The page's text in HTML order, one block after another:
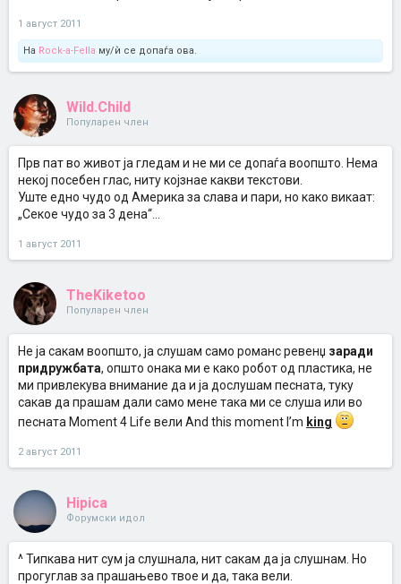
1 август 2011
На Rock-a-Fella му/ѝ се допаѓа ова.
Wild.Child
Популарен член
Прв пат во живот ја гледам и не ми се допаѓа воопшто. Нема
некој посебен глас, ниту којзнае какви текстови.
Уште едно чудо од Америка за слава и пари, но како викаат:
„Секое чудо за 3 дена“...
1 август 2011
TheKiketoo
Популарен член
Не ја сакам воопшто, ја слушам само романс ревенџ заради
придружбата, општо онака ми е како робот од пластика, не
ми привлекува внимание да и ја дослушам песната, туку
сакав да прашам дали само мене така ми се слуша или во
песната Moment 4 Life вели And this moment I’m king
2 август 2011
Hipica
Форумски идол
^ Типкава нит сум ја слушнала, нит сакам да ја слушнам. Но
прогуглав за прашањево твое и да, така вели.